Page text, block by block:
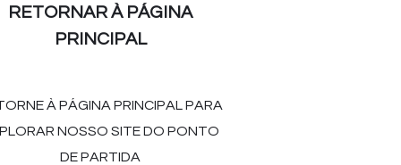
RETORNAR À PÁGINA
PRINCIPAL
À PÁGINA PRINCIPAL PARA
NOSSO SITE DO PONTO
DE PARTIDA